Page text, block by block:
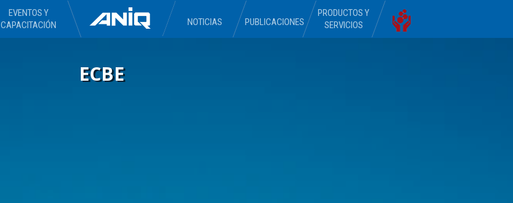
EVENTOS Y
CAPACITACIÓN
NOTICIAS PUBLICACIONES
PRODUCTOS Y
SERVICIOS
ECBE